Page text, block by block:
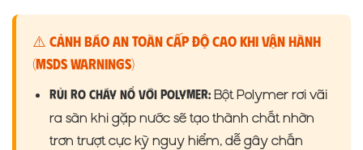
⚠️ Cảnh Báo An Toàn Cấp Độ Cao Khi Vận Hành
(MSDS Warnings)
Rủi ro cháy nổ với Polymer:Bột Polymer rơi vãi
ra sàn khi gặp nước sẽ tạo thành chất nhờn
trơn trượt cực kỳ nguy hiểm, dễ gây chấn